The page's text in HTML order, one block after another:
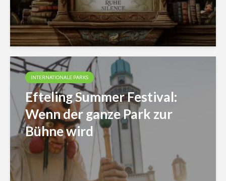
INTERNATIONALE PARKS
Efteling Summer Festival:
Wenn der ganze Park zur
Bühne wird